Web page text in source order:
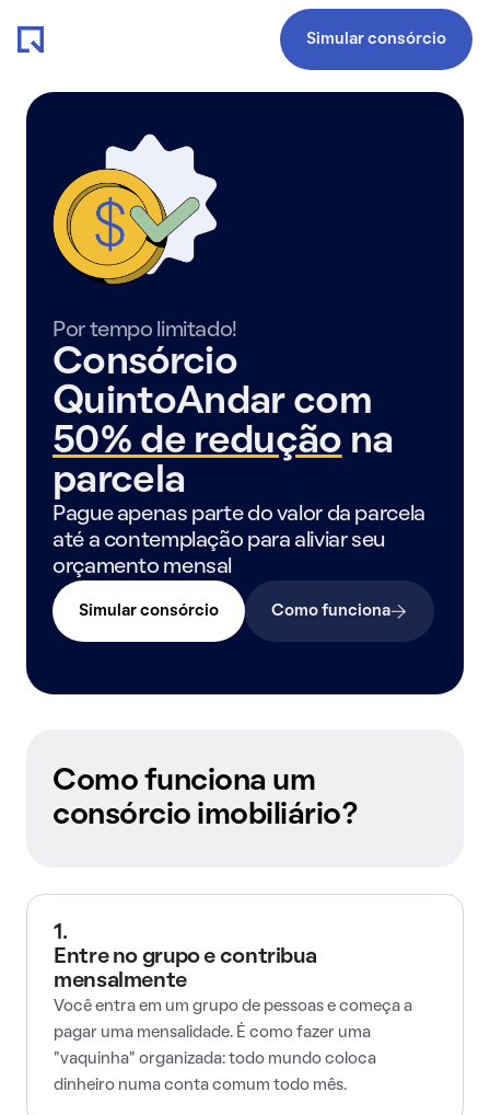
Simular consórcio
Por tempo limitado!
Consórcio
QuintoAndar com
50% de redução na
parcela
Pague apenas parte do valor da parcela
até a contemplação para aliviar seu
orçamento mensal
Simular consórcio Como funciona
Como funciona um
consórcio imobiliário?
1.
Entre no grupo e contribua
mensalmente
Você entra em um grupo de pessoas e começa a
pagar uma mensalidade. É como fazer uma
"vaquinha" organizada: todo mundo coloca
dinheiro numa conta comum todo mês.